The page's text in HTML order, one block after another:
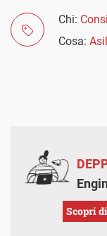
Chi:
Cosa:
Scopri